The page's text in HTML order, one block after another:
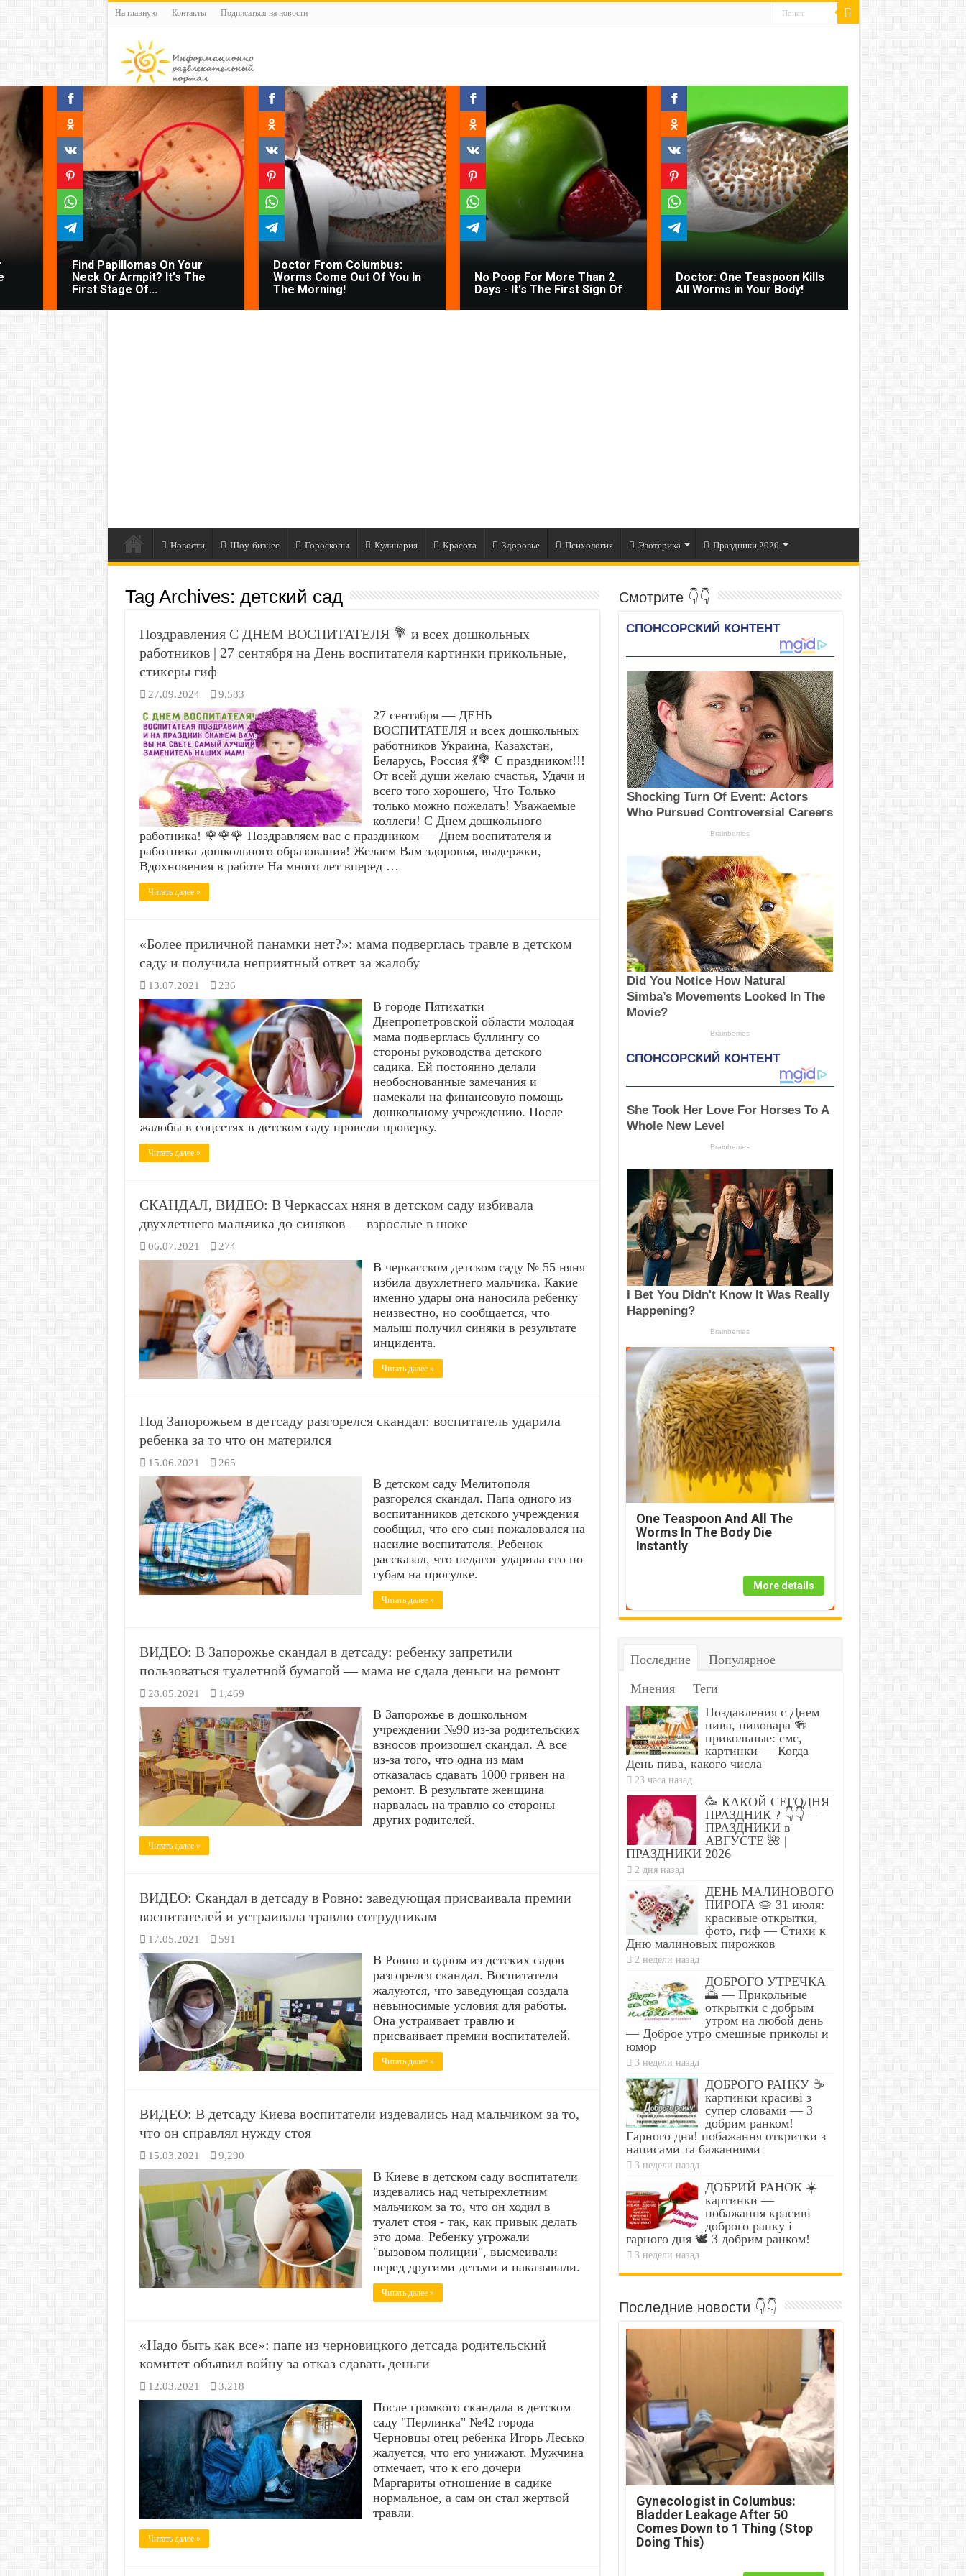
На главную Контакты Подписаться на новости
Find Papillomas On Your
Neck Or Armpit? It's The
First Stage Of...
Doctor From Columbus:
Worms Come Out Of You In
The Morning!
No Poop For More Than 2
Days - It's The First Sign Of
Doctor: One Teaspoon Kills
All Worms in Your Body!
Новости Шоу-бизнес Гороскопы Кулинария Красота Здоровье Психология Эзотерика Праздники 2020
Tag Archives: детский сад
Поздравления С ДНЕМ ВОСПИТАТЕЛЯ 💐 и всех дошкольных
работников | 27 сентября на День воспитателя картинки прикольные,
стикеры гиф
27.09.2024 9,583
27 сентября — ДЕНЬ
ВОСПИТАТЕЛЯ и всех дошкольных
работников Украина, Казахстан,
Беларусь, Россия 💃💐 С праздником!!!
От всей души желаю счастья, Удачи и
всего того хорошего, Что Только
только можно пожелать! Уважаемые
коллеги! С Днем дошкольного
работника! 🌹🌹🌹 Поздравляем вас с праздником — Днем воспитателя и
работника дошкольного образования! Желаем Вам здоровья, выдержки,
Вдохновения в работе На много лет вперед …
Читать далее »
«Более приличной панамки нет?»: мама подверглась травле в детском
саду и получила неприятный ответ за жалобу
13.07.2021 236
В городе Пятихатки
Днепропетровской области молодая
мама подверглась буллингу со
стороны руководства детского
садика. Ей постоянно делали
необоснованные замечания и
намекали на финансовую помощь
дошкольному учреждению. После
жалобы в соцсетях в детском саду провели проверку.
Читать далее »
СКАНДАЛ, ВИДЕО: В Черкассах няня в детском саду избивала
двухлетнего мальчика до синяков — взрослые в шоке
06.07.2021 274
В черкасском детском саду № 55 няня
избила двухлетнего мальчика. Какие
именно удары она наносила ребенку
неизвестно, но сообщается, что
малыш получил синяки в результате
инцидента.
Читать далее »
Под Запорожьем в детсаду разгорелся скандал: воспитатель ударила
ребенка за то что он матерился
15.06.2021 265
В детском саду Мелитополя
разгорелся скандал. Папа одного из
воспитанников детского учреждения
сообщил, что его сын пожаловался на
насилие воспитателя. Ребенок
рассказал, что педагог ударила его по
губам на прогулке.
Читать далее »
ВИДЕО: В Запорожье скандал в детсаду: ребенку запретили
пользоваться туалетной бумагой — мама не сдала деньги на ремонт
28.05.2021 1,469
В Запорожье в дошкольном
учреждении №90 из-за родительских
взносов произошел скандал. А все
из-за того, что одна из мам
отказалась сдавать 1000 гривен на
ремонт. В результате женщина
нарвалась на травлю со стороны
других родителей.
Читать далее »
ВИДЕО: Скандал в детсаду в Ровно: заведующая присваивала премии
воспитателей и устраивала травлю сотрудникам
17.05.2021 591
В Ровно в одном из детских садов
разгорелся скандал. Воспитатели
жалуются, что заведующая создала
невыносимые условия для работы.
Она устраивает травлю и
присваивает премии воспитателей.
Читать далее »
ВИДЕО: В детсаду Киева воспитатели издевались над мальчиком за то,
что он справлял нужду стоя
15.03.2021 9,290
В Киеве в детском саду воспитатели
издевались над четырехлетним
мальчиком за то, что он ходил в
туалет стоя - так, как привык делать
это дома. Ребенку угрожали
"вызовом полиции", высмеивали
перед другими детьми и наказывали.
Читать далее »
«Надо быть как все»: папе из черновицкого детсада родительский
комитет объявил войну за отказ сдавать деньги
12.03.2021 3,218
После громкого скандала в детском
саду "Перлинка" №42 города
Черновцы отец ребенка Игорь Лесько
жалуется, что его унижают. Мужчина
отмечает, что к его дочери
Маргариты отношение в садике
нормальное, а сам он стал жертвой
травли.
Читать далее »
Смотрите 👇👇
One Teaspoon And All The
Worms In The Body Die
Instantly
More details
Последние
Популярное
Мнения
Теги
Поздавления с Днем
пива, пивовара 🍻
прикольные: смс,
картинки — Когда
День пива, какого числа
23 часа назад
🥳 КАКОЙ СЕГОДНЯ
ПРАЗДНИК ? 👇👇 —
ПРАЗДНИКИ в
АВГУСТЕ 🌺 |
ПРАЗДНИКИ 2026
2 дня назад
ДЕНЬ МАЛИНОВОГО
ПИРОГА 🥧 31 июля:
красивые открытки,
фото, гиф — Стихи к
Дню малиновых пирожков
2 недели назад
ДОБРОГО УТРЕЧКА
🌅 — Прикольные
открытки с добрым
утром на любой день
— Доброе утро смешные приколы и
юмор
3 недели назад
ДОБРОГО РАНКУ ☕
картинки красиві з
супер словами — З
добрим ранком!
Гарного дня! побажання откритки з
написами та бажаннями
3 недели назад
ДОБРИЙ РАНОК ☀️
картинки —
побажання красиві
доброго ранку і
гарного дня 🕊️ З добрим ранком!
3 недели назад
Последние новости 👇👇
Gynecologist in Columbus:
Bladder Leakage After 50
Comes Down to 1 Thing (Stop
Doing This)